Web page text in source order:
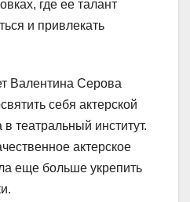
где ее талант
и привлекать
Валентина Серова
себя актерской
театральный институт.
актерское
еще больше укрепить